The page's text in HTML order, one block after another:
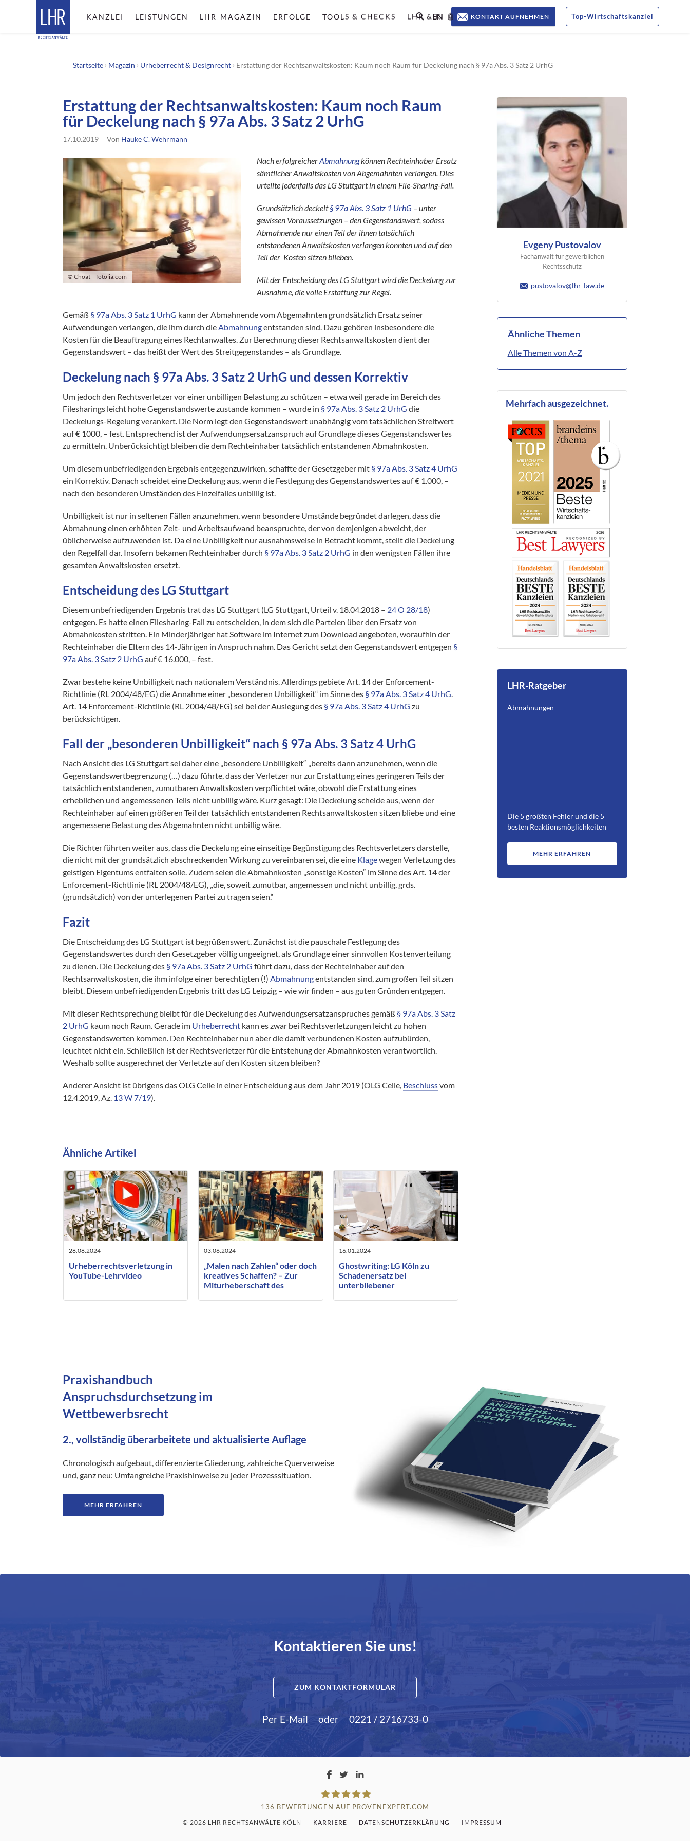
Top-Wirtschaftskanzlei
KONTAKT AUFNEHMEN
KANZLEI LEISTUNGEN LHR-MAGAZIN ERFOLGE TOOLS & CHECKS LHR & KI 🤖
EN
Startseite › Magazin › Urheberrecht & Designrecht › Erstattung der Rechtsanwaltskosten: Kaum noch Raum für Deckelung nach § 97a Abs. 3 Satz 2 UrhG
Erstattung der Rechtsanwaltskosten: Kaum noch Raum
für Deckelung nach § 97a Abs. 3 Satz 2 UrhG
17.10.2019 Von Hauke C. Wehrmann
© Choat – fotolia.com
Nach erfolgreicherAbmahnungkönnen Rechteinhaber Ersatz
sämtlicher Anwaltskosten von Abgemahnten verlangen. Dies
urteilte jedenfalls das LG Stuttgart in einem File-Sharing-Fall.
Grundsätzlich deckelt§ 97a Abs. 3 Satz 1 UrhG – unter
gewissen Voraussetzungen – den Gegenstandswert, sodass
Abmahnende nur einen Teil der ihnen tatsächlich
entstandenen Anwaltskosten verlangen konnten und auf den
Teil der Kosten sitzen blieben.
Mit der Entscheidung des LG Stuttgart wird die Deckelung zur
Ausnahme, die volle Erstattung zur Regel.
Gemäß § 97a Abs. 3 Satz 1 UrhG kann der Abmahnende vom Abgemahnten grundsätzlich Ersatz seiner
Aufwendungen verlangen, die ihm durch dieAbmahnungentstanden sind. Dazu gehören insbesondere die
Kosten für die Beauftragung eines Rechtanwaltes. Zur Berechnung dieser Rechtsanwaltskosten dient der
Gegenstandswert – das heißt der Wert des Streitgegenstandes – als Grundlage.
Deckelung nach § 97a Abs. 3 Satz 2 UrhG und dessen Korrektiv
Um jedoch den Rechtsverletzer vor einer unbilligen Belastung zu schützen – etwa weil gerade im Bereich des
Filesharings leicht hohe Gegenstandswerte zustande kommen – wurde in § 97a Abs. 3 Satz 2 UrhG die
Deckelungs-Regelung verankert. Die Norm legt den Gegenstandswert unabhängig vom tatsächlichen Streitwert
auf € 1000, – fest. Entsprechend ist der Aufwendungsersatzanspruch auf Grundlage dieses Gegenstandswertes
zu ermitteln. Unberücksichtigt bleiben die dem Rechteinhaber tatsächlich entstandenen Abmahnkosten.
Um diesem unbefriedigenden Ergebnis entgegenzuwirken, schaffte der Gesetzgeber mit § 97a Abs. 3 Satz 4 UrhG
ein Korrektiv. Danach scheidet eine Deckelung aus, wenn die Festlegung des Gegenstandswertes auf € 1.000, –
nach den besonderen Umständen des Einzelfalles unbillig ist.
Unbilligkeit ist nur in seltenen Fällen anzunehmen, wenn besondere Umstände begründet darlegen, dass die
Abmahnung einen erhöhten Zeit- und Arbeitsaufwand beanspruchte, der von demjenigen abweicht, der
üblicherweise aufzuwenden ist. Da eine Unbilligkeit nur ausnahmsweise in Betracht kommt, stellt die Deckelung
den Regelfall dar. Insofern bekamen Rechteinhaber durch § 97a Abs. 3 Satz 2 UrhG in den wenigsten Fällen ihre
gesamten Anwaltskosten ersetzt.
Entscheidung des LG Stuttgart
Diesem unbefriedigenden Ergebnis trat das LG Stuttgart (LG Stuttgart, Urteil v. 18.04.2018 – 24 O 28/18)
entgegen. Es hatte einen Filesharing-Fall zu entscheiden, in dem sich die Parteien über den Ersatz von
Abmahnkosten stritten. Ein Minderjähriger hat Software im Internet zum Download angeboten, woraufhin der
Rechteinhaber die Eltern des 14-Jährigen in Anspruch nahm. Das Gericht setzt den Gegenstandswert entgegen §
97a Abs. 3 Satz 2 UrhG auf € 16.000, – fest.
Zwar bestehe keine Unbilligkeit nach nationalem Verständnis. Allerdings gebiete Art. 14 der Enforcement-
Richtlinie (RL 2004/48/EG) die Annahme einer „besonderen Unbilligkeit“ im Sinne des § 97a Abs. 3 Satz 4 UrhG.
Art. 14 Enforcement-Richtlinie (RL 2004/48/EG) sei bei der Auslegung des § 97a Abs. 3 Satz 4 UrhG zu
berücksichtigen.
Fall der „besonderen Unbilligkeit“ nach § 97a Abs. 3 Satz 4 UrhG
Nach Ansicht des LG Stuttgart sei daher eine „besondere Unbilligkeit“ „bereits dann anzunehmen, wenn die
Gegenstandswertbegrenzung (…) dazu führte, dass der Verletzer nur zur Erstattung eines geringeren Teils der
tatsächlich entstandenen, zumutbaren Anwaltskosten verpflichtet wäre, obwohl die Erstattung eines
erheblichen und angemessenen Teils nicht unbillig wäre. Kurz gesagt: Die Deckelung scheide aus, wenn der
Rechteinhaber auf einen größeren Teil der tatsächlich entstandenen Rechtsanwaltskosten sitzen bliebe und eine
angemessene Belastung des Abgemahnten nicht unbillig wäre.
Die Richter führten weiter aus, dass die Deckelung eine einseitige Begünstigung des Rechtsverletzers darstelle,
die nicht mit der grundsätzlich abschreckenden Wirkung zu vereinbaren sei, die eine Klagewegen Verletzung des
geistigen Eigentums entfalten solle. Zudem seien die Abmahnkosten „sonstige Kosten“ im Sinne des Art. 14 der
Enforcement-Richtlinie (RL 2004/48/EG), „die, soweit zumutbar, angemessen und nicht unbillig, grds.
(grundsätzlich) von der unterlegenen Partei zu tragen seien.“
Fazit
Die Entscheidung des LG Stuttgart ist begrüßenswert. Zunächst ist die pauschale Festlegung des
Gegenstandswertes durch den Gesetzgeber völlig ungeeignet, als Grundlage einer sinnvollen Kostenverteilung
zu dienen. Die Deckelung des § 97a Abs. 3 Satz 2 UrhG führt dazu, dass der Rechteinhaber auf den
Rechtsanwaltskosten, die ihm infolge einer berechtigten (!)Abmahnungentstanden sind, zum großen Teil sitzen
bleibt. Diesem unbefriedigenden Ergebnis tritt das LG Leipzig – wie wir finden – aus guten Gründen entgegen.
Mit dieser Rechtsprechung bleibt für die Deckelung des Aufwendungsersatzanspruches gemäß § 97a Abs. 3 Satz
2 UrhG kaum noch Raum. Gerade im Urheberrecht kann es zwar bei Rechtsverletzungen leicht zu hohen
Gegenstandswerten kommen. Den Rechteinhaber nun aber die damit verbundenen Kosten aufzubürden,
leuchtet nicht ein. Schließlich ist der Rechtsverletzer für die Entstehung der Abmahnkosten verantwortlich.
Weshalb sollte ausgerechnet der Verletzte auf den Kosten sitzen bleiben?
Anderer Ansicht ist übrigens das OLG Celle in einer Entscheidung aus dem Jahr 2019 (OLG Celle, Beschlussvom
12.4.2019, Az. 13 W 7/19).
Ähnliche Artikel
28.08.2024
Urheberrechtsverletzung in
YouTube-Lehrvideo
03.06.2024
„Malen nach Zahlen“ oder doch
kreatives Schaffen? – Zur
Miturheberschaft des
16.01.2024
Ghostwriting: LG Köln zu
Schadenersatz bei
unterbliebener
Evgeny Pustovalov
Fachanwalt für gewerblichen
Rechtsschutz
pustovalov@lhr-law.de
Ähnliche Themen
Alle Themen von A-Z
Mehrfach ausgezeichnet.
LHR-Ratgeber
Abmahnungen
Die 5 größten Fehler und die 5
besten Reaktionsmöglichkeiten
MEHR ERFAHREN
Praxishandbuch
Anspruchsdurchsetzung im
Wettbewerbsrecht
2., vollständig überarbeitete und aktualisierte Auflage
Chronologisch aufgebaut, differenzierte Gliederung, zahlreiche Querverweise
und, ganz neu: Umfangreiche Praxishinweise zu jeder Prozesssituation.
MEHR ERFAHREN
Kontaktieren Sie uns!
ZUM KONTAKTFORMULAR
Per E-Mail oder 0221 / 2716733-0
LAMPMANN, HABERKAMM & ROSENBAUM
136 BEWERTUNGEN AUF PROVENEXPERT.COM
© 2026 LHR RECHTSANWÄLTE KÖLN KARRIERE DATENSCHUTZERKLÄRUNG IMPRESSUM